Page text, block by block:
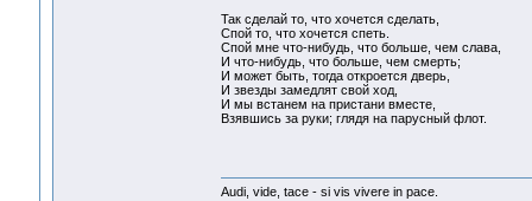
Так сделай то, что хочется сделать,
Спой то, что хочется спеть.
Спой мне что-нибудь, что больше, чем слава,
И что-нибудь, что больше, чем смерть;
И может быть, тогда откроется дверь,
И звезды замедлят свой ход,
И мы встанем на пристани вместе,
Взявшись за руки; глядя на парусный флот.
Audi, vide, tace - si vis vivere in pace.